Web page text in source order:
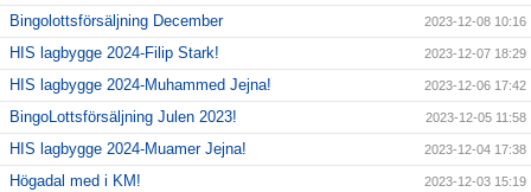
Bingolottsförsäljning December 2023-12-08 10:16
HIS lagbygge 2024-Filip Stark! 2023-12-07 18:29
HIS lagbygge 2024-Muhammed Jejna! 2023-12-06 17:42
BingoLottsförsäljning Julen 2023! 2023-12-05 11:58
HIS lagbygge 2024-Muamer Jejna! 2023-12-04 17:38
Högadal med i KM! 2023-12-03 15:19